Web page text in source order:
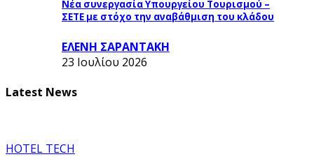
Νέα συνεργασία Υπουργείου Τουρισμού –
ΣΕΤΕ με στόχο την αναβάθμιση του κλάδου
ΕΛΕΝΗ ΣΑΡΑΝΤΑΚΗ
23 Ιουλίου 2026
Latest News
HOTEL TECH